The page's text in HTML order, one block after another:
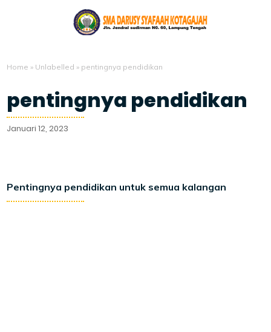
Home » Unlabelled » pentingnya pendidikan
pentingnya pendidikan
Januari 12, 2023
Pentingnya pendidikan untuk semua kalangan